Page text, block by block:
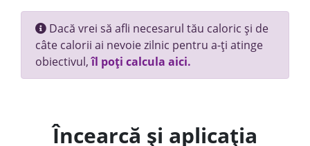
Dacă vrei să afli necesarul tău caloric și de
câte calorii ai nevoie zilnic pentru a-ți atinge
obiectivul,îl poți calcula aici.
Încearcă și aplicația